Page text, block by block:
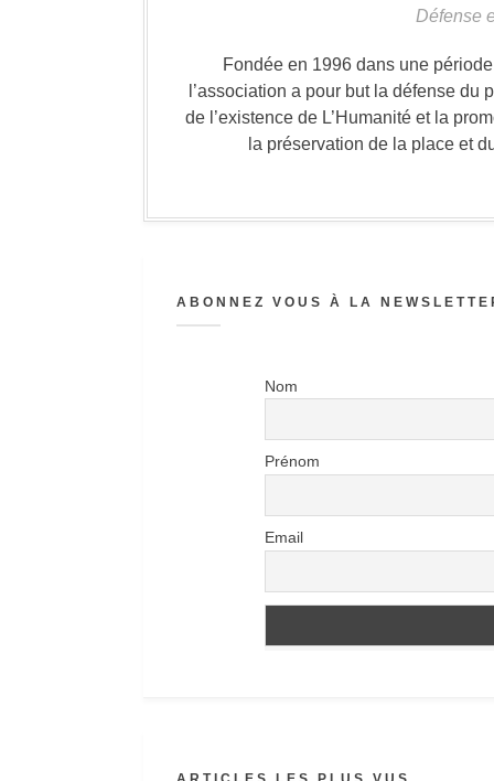
Défense
Fondée en 1996 dans une
l’association a pour but la défense
de l’existence de L’Humanité et la
la préservation de la place et
ABONNEZ VOUS À LA
Nom
Prénom
Email